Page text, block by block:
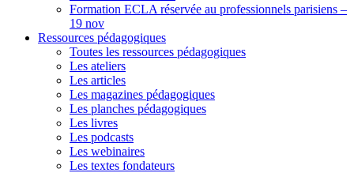
Formation ECLA réservée au professionnels parisiens –
19 nov
Ressources pédagogiques
Toutes les ressources pédagogiques
Les ateliers
Les articles
Les magazines pédagogiques
Les planches pédagogiques
Les livres
Les podcasts
Les webinaires
Les textes fondateurs